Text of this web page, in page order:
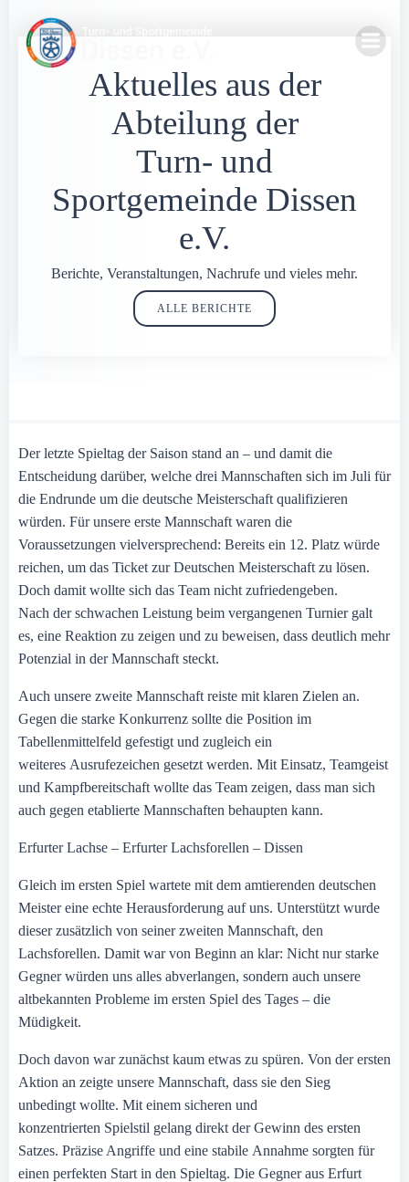
Aktuelles aus der
Abteilung der
Turn- und
Sportgemeinde Dissen
e.V.
Berichte, Veranstaltungen, Nachrufe und vieles mehr.
ALLE BERICHTE
Der letzte Spieltag der Saison stand an – und damit die
Entscheidung darüber, welche drei Mannschaften sich im Juli für
die Endrunde um die deutsche Meisterschaft qualifizieren
würden. Für unsere erste Mannschaft waren die
Voraussetzungen vielversprechend: Bereits ein 12. Platz würde
reichen, um das Ticket zur Deutschen Meisterschaft zu lösen.
Doch damit wollte sich das Team nicht zufriedengeben.
Nach der schwachen Leistung beim vergangenen Turnier galt
es, eine Reaktion zu zeigen und zu beweisen, dass deutlich mehr
Potenzial in der Mannschaft steckt.
Auch unsere zweite Mannschaft reiste mit klaren Zielen an.
Gegen die starke Konkurrenz sollte die Position im
Tabellenmittelfeld gefestigt und zugleich ein
weiteres Ausrufezeichen gesetzt werden. Mit Einsatz, Teamgeist
und Kampfbereitschaft wollte das Team zeigen, dass man sich
auch gegen etablierte Mannschaften behaupten kann.
Erfurter Lachse – Erfurter Lachsforellen – Dissen
Gleich im ersten Spiel wartete mit dem amtierenden deutschen
Meister eine echte Herausforderung auf uns. Unterstützt wurde
dieser zusätzlich von seiner zweiten Mannschaft, den
Lachsforellen. Damit war von Beginn an klar: Nicht nur starke
Gegner würden uns alles abverlangen, sondern auch unsere
altbekannten Probleme im ersten Spiel des Tages – die
Müdigkeit.
Doch davon war zunächst kaum etwas zu spüren. Von der ersten
Aktion an zeigte unsere Mannschaft, dass sie den Sieg
unbedingt wollte. Mit einem sicheren und
konzentrierten Spielstil gelang direkt der Gewinn des ersten
Satzes. Präzise Angriffe und eine stabile Annahme sorgten für
einen perfekten Start in den Spieltag. Die Gegner aus Erfurt